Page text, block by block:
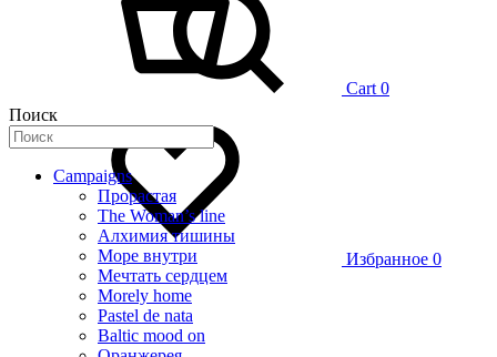
Cart 0
Избранное 0
Поиск
Campaigns
Прорастая
The Woman’s line
Алхимия тишины
Море внутри
Мечтать сердцем
Morely home
Pastel de nata
Baltic mood on